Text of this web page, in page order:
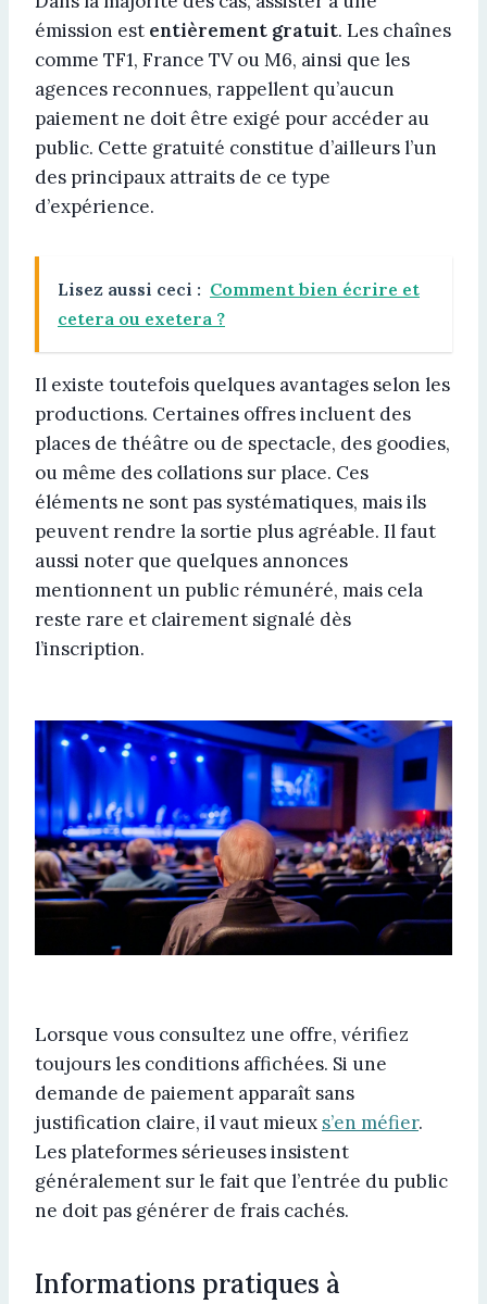
émission est entièrement gratuit. Les chaînes
comme TF1, France TV ou M6, ainsi que les
agences reconnues, rappellent qu’aucun
paiement ne doit être exigé pour accéder au
public. Cette gratuité constitue d’ailleurs l’un
des principaux attraits de ce type
d’expérience.
Lisez aussi ceci : Comment bien écrire et
cetera ou exetera ?
Il existe toutefois quelques avantages selon les
productions. Certaines offres incluent des
places de théâtre ou de spectacle, des goodies,
ou même des collations sur place. Ces
éléments ne sont pas systématiques, mais ils
peuvent rendre la sortie plus agréable. Il faut
aussi noter que quelques annonces
mentionnent un public rémunéré, mais cela
reste rare et clairement signalé dès
l’inscription.
Lorsque vous consultez une offre, vérifiez
toujours les conditions affichées. Si une
demande de paiement apparaît sans
justification claire, il vaut mieux s’en méfier.
Les plateformes sérieuses insistent
généralement sur le fait que l’entrée du public
ne doit pas générer de frais cachés.
Informations pratiques à